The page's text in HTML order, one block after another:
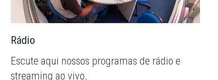
Rádio
Escute aqui nossos programas de rádio e
streaming ao vivo.